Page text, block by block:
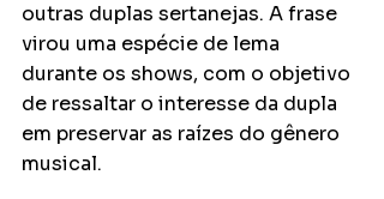
outras duplas sertanejas. A frase
virou uma espécie de lema
durante os shows, com o objetivo
de ressaltar o interesse da dupla
em preservar as raízes do gênero
musical.